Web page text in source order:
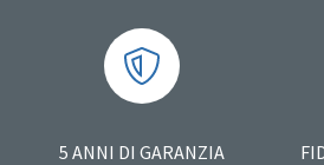
5 ANNI DI GARANZIA